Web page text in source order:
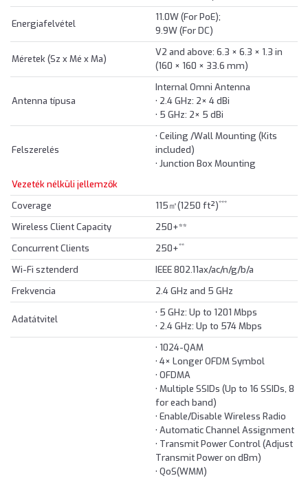
Energiafelvétel
11.0W (For PoE);
9.9W (For DC)
Méretek (Sz x Mé x Ma)
V2 and above: 6.3 × 6.3 × 1.3 in
(160 × 160 × 33.6 mm)
Antenna típusa
Internal Omni Antenna
• 2.4 GHz: 2× 4 dBi
• 5 GHz: 2× 5 dBi
Felszerelés
• Ceiling /Wall Mounting (Kits
included)
• Junction Box Mounting
Vezeték nélküli jellemzők
Coverage
115㎡(1250 ft²)***
Wireless Client Capacity
250+**
Concurrent Clients
250+**
Wi-Fi sztenderd
IEEE 802.11ax/ac/n/g/b/a
Frekvencia
2.4 GHz and 5 GHz
Adatátvitel
• 5 GHz: Up to 1201 Mbps
• 2.4 GHz: Up to 574 Mbps
• 1024-QAM
• 4× Longer OFDM Symbol
• OFDMA
• Multiple SSIDs (Up to 16 SSIDs, 8
for each band)
• Enable/Disable Wireless Radio
• Automatic Channel Assignment
• Transmit Power Control (Adjust
Transmit Power on dBm)
• QoS(WMM)